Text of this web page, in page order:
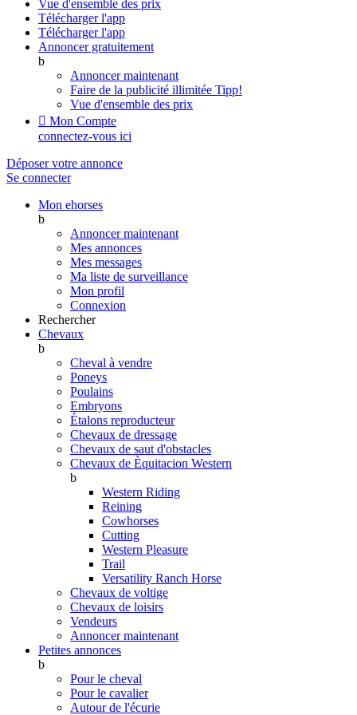
Vue d'ensemble des prix
Télécharger l'app
Télécharger l'app
Annoncer gratuitement
b
Annoncer maintenant
Faire de la publicité illimitée Tipp!
Vue d'ensemble des prix
 Mon Compte
connectez-vous ici
Déposer votre annonce
Se connecter
Mon ehorses
b
Annoncer maintenant
Mes annonces
Mes messages
Ma liste de surveillance
Mon profil
Connexion
Rechercher
Chevaux
b
Cheval à vendre
Poneys
Poulains
Embryons
Étalons reproducteur
Chevaux de dressage
Chevaux de saut d'obstacles
Chevaux de Èquitacion Western
b
Western Riding
Reining
Cowhorses
Cutting
Western Pleasure
Trail
Versatility Ranch Horse
Chevaux de voltige
Chevaux de loisirs
Vendeurs
Annoncer maintenant
Petites annonces
b
Pour le cheval
Pour le cavalier
Autour de l'écurie